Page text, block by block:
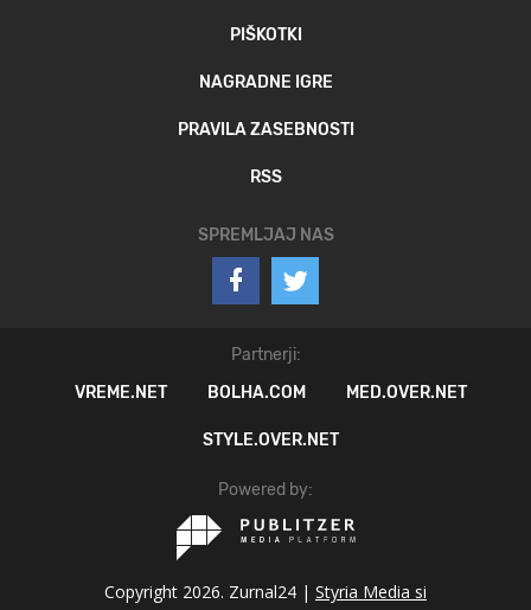
PIŠKOTKI
NAGRADNE IGRE
PRAVILA ZASEBNOSTI
RSS
SPREMLJAJ NAS
Partnerji:
VREME.NET
BOLHA.COM MED.OVER.NET
STYLE.OVER.NET
Powered by:
Copyright 2026. Zurnal24 | Styria Media si